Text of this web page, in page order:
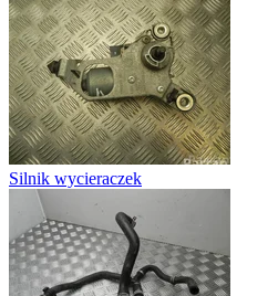
Silnik wycieraczek